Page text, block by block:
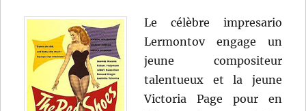
Le célèbre impresario
Lermontov engage un
jeune compositeur
talentueux et la jeune
Victoria Page pour en